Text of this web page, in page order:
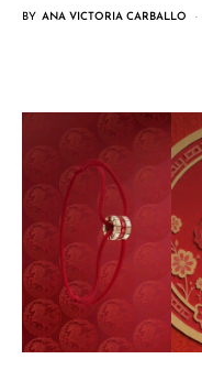
BY ANA VICTORIA CARBALLO